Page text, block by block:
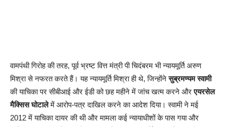
वामपंथी गिरोह की तरह, पूर्व भ्रष्ट वित्त मंत्री पी चिदंबरम भी न्यायमूर्ति अरुण
मिश्रा से नफरत करते हैं। यह न्यायमूर्ति मिश्रा ही थे, जिन्होंनेसुब्रमण्यम स्वामी
की याचिका पर सीबीआई और ईडी को छह महीने में जांच खत्म करने औरएयरसेल
मैक्सिस घोटालेमें आरोप-पत्र दाखिल करने का आदेश दिया। स्वामी ने मई
2012 में याचिका दायर की थी और मामला कई न्यायाधीशों के पास गया और